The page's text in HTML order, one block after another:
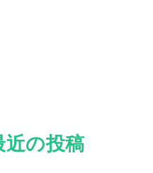
近の投稿